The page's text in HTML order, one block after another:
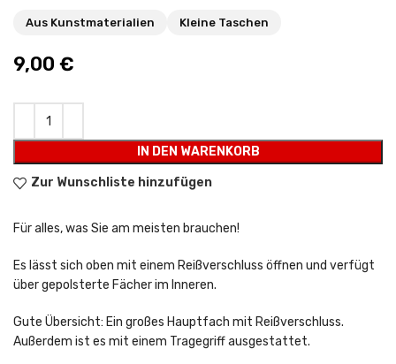
Aus Kunstmaterialien Kleine Taschen
9,00 €
IN DEN WARENKORB
Zur Wunschliste hinzufügen
Für alles, was Sie am meisten brauchen!
Es lässt sich oben mit einem Reißverschluss öffnen und verfügt
über gepolsterte Fächer im Inneren.
Gute Übersicht: Ein großes Hauptfach mit Reißverschluss.
Außerdem ist es mit einem Tragegriff ausgestattet.